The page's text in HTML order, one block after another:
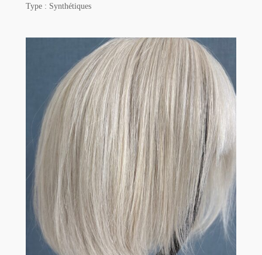
Type : Synthétiques